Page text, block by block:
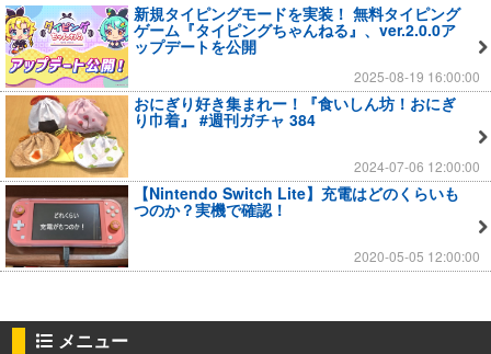
新規タイピングモードを実装！ 無料タイピング
ゲーム『タイピングちゃんねる』、ver.2.0.0ア
ップデートを公開
2025-08-19 16:00:00
おにぎり好き集まれー！『食いしん坊！おにぎ
り巾着』 #週刊ガチャ 384
2024-07-06 12:00:00
【Nintendo Switch Lite】充電はどのくらいも
つのか？実機で確認！
2020-05-05 12:00:00
メニュー